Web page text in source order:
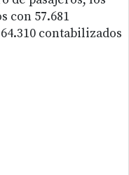
con 57.681
contabilizados